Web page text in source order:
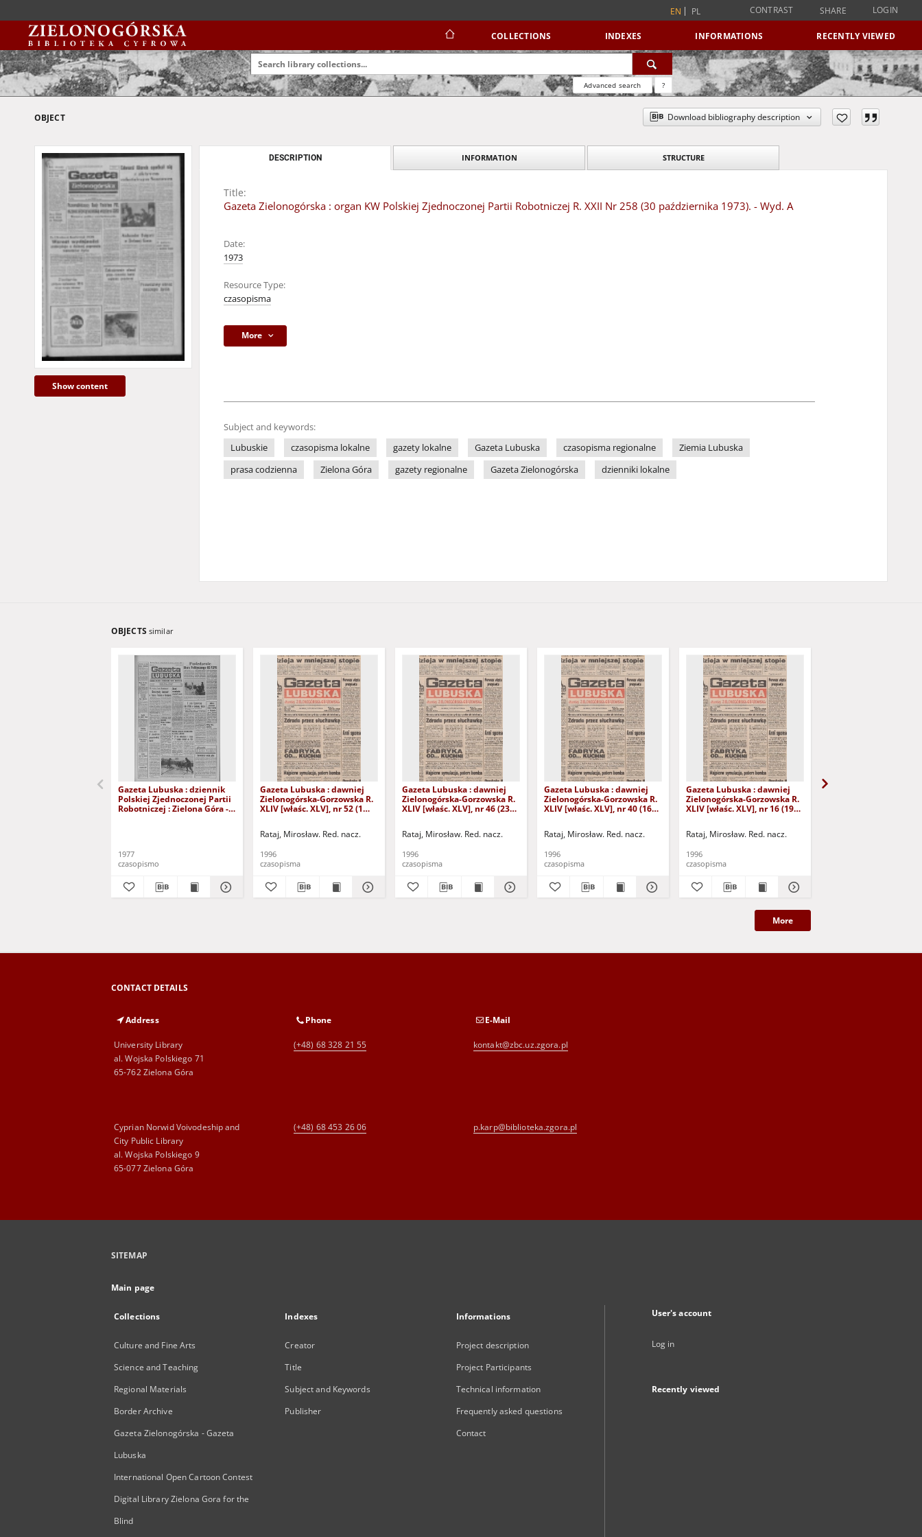
EN PL CONTRAST SHARE LOGIN
COLLECTIONS INDEXES INFORMATIONS RECENTLY VIEWED
Advanced search ?
OBJECT Download bibliography description
Show content
DESCRIPTION INFORMATION STRUCTURE
Title:
Gazeta Zielonogórska : organ KW Polskiej Zjednoczonej Partii Robotniczej R. XXII Nr 258 (30 października 1973). - Wyd. A
Date:
1973
Resource Type:
czasopisma
More
Subject and keywords:
Lubuskie
czasopisma lokalne gazety lokalne Gazeta Lubuska czasopisma regionalne
Ziemia Lubuska
prasa codzienna
Zielona Góra gazety regionalne Gazeta Zielonogórska dzienniki lokalne
OBJECTS similar
Gazeta Lubuska : dziennik
Polskiej Zjednoczonej Partii
Robotniczej : Zielona Góra -
1977
czasopismo
Gazeta Lubuska : dawniej
Zielonogórska-Gorzowska R.
XLIV [właśc. XLV], nr 52 (1
Rataj, Mirosław. Red. nacz.
1996
czasopisma
Gazeta Lubuska : dawniej
Zielonogórska-Gorzowska R.
XLIV [właśc. XLV], nr 46 (23
Rataj, Mirosław. Red. nacz.
1996
czasopisma
Gazeta Lubuska : dawniej
Zielonogórska-Gorzowska R.
XLIV [właśc. XLV], nr 40 (16
Rataj, Mirosław. Red. nacz.
1996
czasopisma
Gazeta Lubuska : dawniej
Zielonogórska-Gorzowska R.
XLIV [właśc. XLV], nr 16 (19
Rataj, Mirosław. Red. nacz.
1996
czasopisma
More
CONTACT DETAILS
Address
University Library
al. Wojska Polskiego 71
65-762 Zielona Góra
Phone
(+48) 68 328 21 55
E-Mail
kontakt@zbc.uz.zgora.pl
Cyprian Norwid Voivodeship and
City Public Library
al. Wojska Polskiego 9
65-077 Zielona Góra
(+48) 68 453 26 06 p.karp@biblioteka.zgora.pl
SITEMAP
Main page
Collections
Culture and Fine Arts
Science and Teaching
Regional Materials
Border Archive
Gazeta Zielonogórska - Gazeta
Lubuska
International Open Cartoon Contest
Digital Library Zielona Gora for the
Blind
Indexes
Creator
Title
Subject and Keywords
Publisher
Informations
Project description
Project Participants
Technical information
Frequently asked questions
Contact
User's account
Log in
Recently viewed